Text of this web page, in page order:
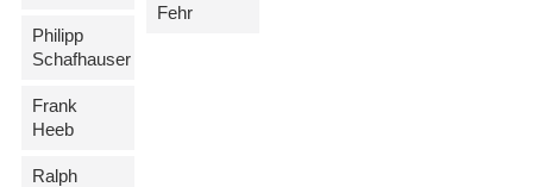
Philipp
Schafhauser
Frank
Heeb
Ralph
Fehr